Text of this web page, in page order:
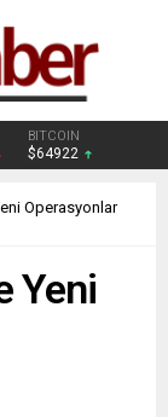
BITCOIN
$64922
Operasyonlar
Yeni